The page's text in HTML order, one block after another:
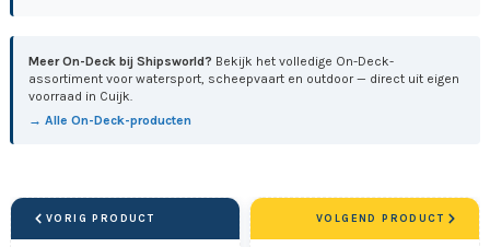
Meer On-Deck bij Shipsworld? Bekijk het volledige On-Deck-
assortiment voor watersport, scheepvaart en outdoor — direct uit eigen
voorraad in Cuijk.
→ Alle On-Deck-producten
VORIG PRODUCT VOLGEND PRODUCT